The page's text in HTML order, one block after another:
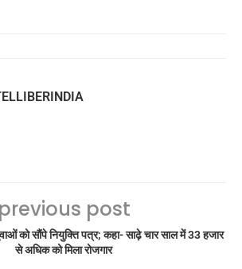
previous post
को सौंपे नियुक्ति पत्र; कहा- साढ़े चार साल में 33 हजार
से अधिक को मिला रोजगार